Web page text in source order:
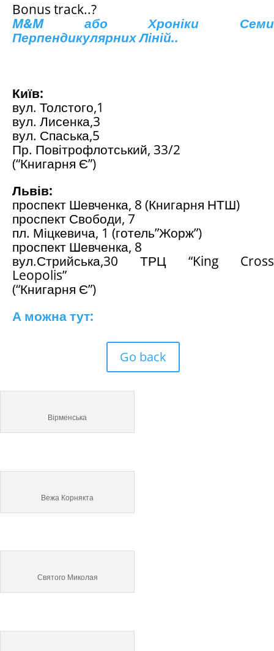
Bonus track..?
M&M або Хроніки Семи
Перпендикулярних Ліній..
Київ:
вул. Толстого,1
вул. Лисенка,3
вул. Спаська,5
Пр. Повітрофлотський, 33/2
(“Книгарня Є”)
Львів:
проспект Шевченка, 8 (Книгарня НТШ)
проспект Свободи, 7
пл. Міцкевича, 1 (готель”Жорж”)
проспект Шевченка, 8
вул.Стрийська,30 ТРЦ “King Cross
Leopolis”
(“Книгарня Є”)
А можна тут:
Go back
Вірменська
Вежа Корнякта
Святого Миколая